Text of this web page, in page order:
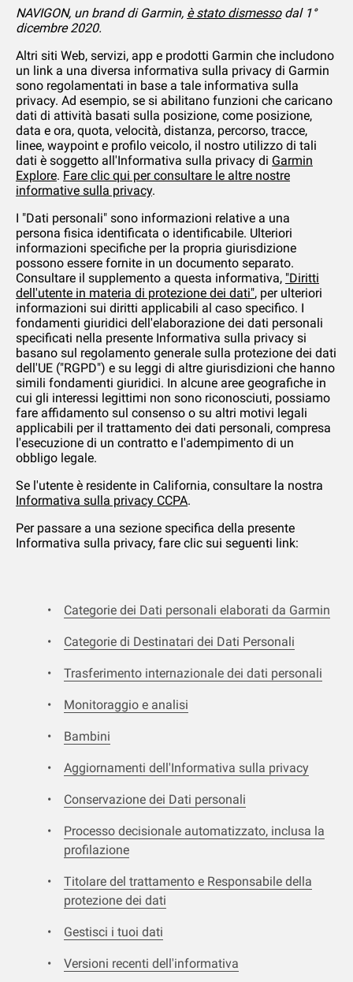
NAVIGON, un brand di Garmin, è stato dismessodal 1°
dicembre 2020.
Altri siti Web, servizi, app e prodotti Garmin che includono
un link a una diversa informativa sulla privacy di Garmin
sono regolamentati in base a tale informativa sulla
privacy. Ad esempio, se si abilitano funzioni che caricano
dati di attività basati sulla posizione, come posizione,
data e ora, quota, velocità, distanza, percorso, tracce,
linee, waypoint e profilo veicolo, il nostro utilizzo di tali
dati è soggetto all'Informativa sulla privacy di Garmin
Explore. Fare clic qui per consultare le altre nostre
informative sulla privacy.
I "Dati personali" sono informazioni relative a una
persona fisica identificata o identificabile. Ulteriori
informazioni specifiche per la propria giurisdizione
possono essere fornite in un documento separato.
Consultare il supplemento a questa informativa, "Diritti
dell'utente in materia di protezione dei dati", per ulteriori
informazioni sui diritti applicabili al caso specifico. I
fondamenti giuridici dell'elaborazione dei dati personali
specificati nella presente Informativa sulla privacy si
basano sul regolamento generale sulla protezione dei dati
dell'UE ("RGPD") e su leggi di altre giurisdizioni che hanno
simili fondamenti giuridici. In alcune aree geografiche in
cui gli interessi legittimi non sono riconosciuti, possiamo
fare affidamento sul consenso o su altri motivi legali
applicabili per il trattamento dei dati personali, compresa
l'esecuzione di un contratto e l'adempimento di un
obbligo legale.
Se l'utente è residente in California, consultare la nostra
Informativa sulla privacy CCPA.
Per passare a una sezione specifica della presente
Informativa sulla privacy, fare clic sui seguenti link:
Categorie dei Dati personali elaborati da Garmin
Categorie di Destinatari dei Dati Personali
Trasferimento internazionale dei dati personali
Monitoraggio e analisi
Bambini
Aggiornamenti dell'Informativa sulla privacy
Conservazione dei Dati personali
Processo decisionale automatizzato, inclusa la
profilazione
Titolare del trattamento e Responsabile della
protezione dei dati
Gestisci i tuoi dati
Versioni recenti dell'informativa